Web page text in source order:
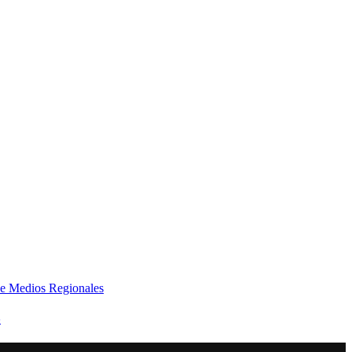
Medios Regionales